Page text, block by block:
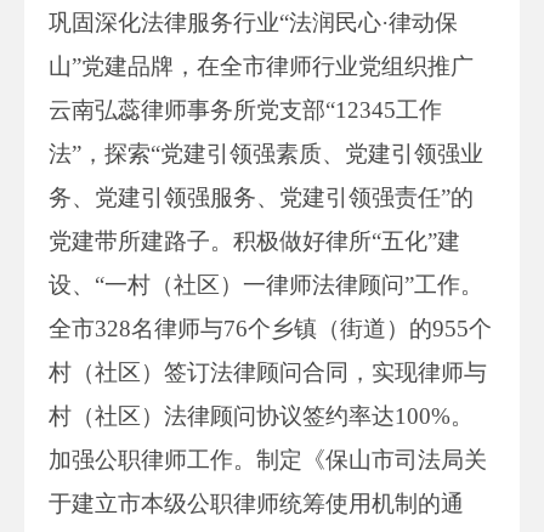
巩固深化法律服务行业“法润民心·律动保
山”党建品牌，在全市律师行业党组织推广
云南弘蕊律师事务所党支部“12345工作
法”，探索“党建引领强素质、党建引领强业
务、党建引领强服务、党建引领强责任”的
党建带所建路子。积极做好律所“五化”建
设、“一村（社区）一律师法律顾问”工作。
全市328名律师与76个乡镇（街道）的955个
村（社区）签订法律顾问合同，实现律师与
村（社区）法律顾问协议签约率达100%。
加强公职律师工作。制定《保山市司法局关
于建立市本级公职律师统筹使用机制的通